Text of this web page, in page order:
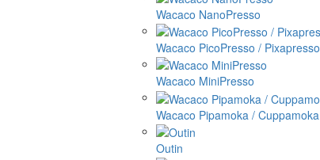
Wacaco NanoPresso
Wacaco PicoPresso / Pixapresso
Wacaco MiniPresso
Wacaco Pipamoka / Cuppamoka
Outin